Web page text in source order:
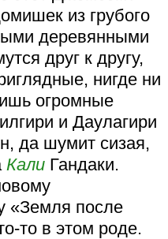
из грубого
деревянными
друг к другу,
нигде ни
огромные
и Даулагири
да шумит сизая,
Кали Гандаки.
«Земля после
то в этом роде.